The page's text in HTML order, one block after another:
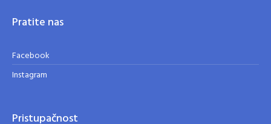
Pratite nas
Facebook
Instagram
Pristupačnost